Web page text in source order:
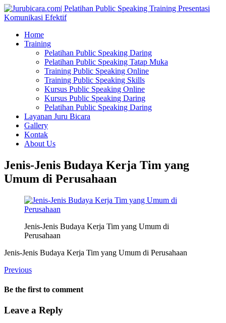
Home
Training
Pelatihan Public Speaking Daring
Pelatihan Public Speaking Tatap Muka
Training Public Speaking Online
Training Public Speaking Skills
Kursus Public Speaking Online
Kursus Public Speaking Daring
Pelatihan Public Speaking Daring
Layanan Juru Bicara
Gallery
Kontak
About Us
Jenis-Jenis Budaya Kerja Tim yang
Umum di Perusahaan
Jenis-Jenis Budaya Kerja Tim yang Umum di
Perusahaan
Jenis-Jenis Budaya Kerja Tim yang Umum di Perusahaan
Previous
Be the first to comment
Leave a Reply